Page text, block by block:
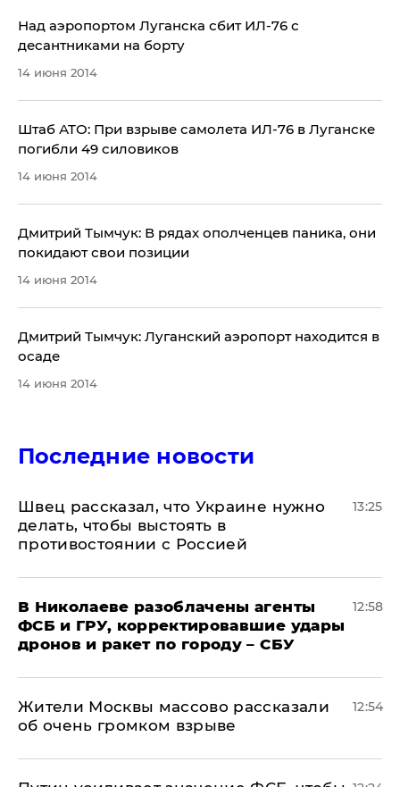
Над аэропортом Луганска сбит ИЛ-76 с
десантниками на борту
14 июня 2014
Штаб АТО: При взрыве самолета ИЛ-76 в Луганске
погибли 49 силовиков
14 июня 2014
Дмитрий Тымчук: В рядах ополченцев паника, они
покидают свои позиции
14 июня 2014
Дмитрий Тымчук: Луганский аэропорт находится в
осаде
14 июня 2014
Последние новости
Швец рассказал, что Украине нужно
делать, чтобы выстоять в
противостоянии с Россией
13:25
В Николаеве разоблачены агенты
ФСБ и ГРУ, корректировавшие удары
дронов и ракет по городу – СБУ
12:58
Жители Москвы массово рассказали
об очень громком взрыве
12:54